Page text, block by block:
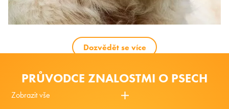
Dozvědět se více
PRŮVODCE ZNALOSTMI O PSECH
Zobrazit vše